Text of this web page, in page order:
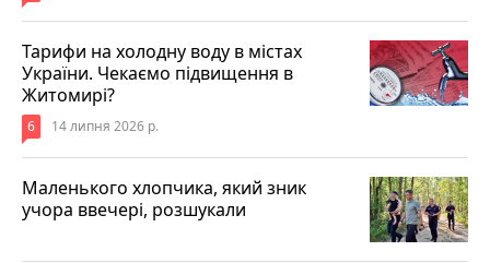
Тарифи на холодну воду в містах
України. Чекаємо підвищення в
Житомирі?
6 14 липня 2026 р.
Маленького хлопчика, який зник
учора ввечері, розшукали